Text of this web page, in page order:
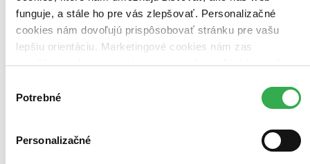
funguje, a stále ho pre vás zlepšovať. Personalizačné
cookies nám dovoľujú prispôsobovať stránku pre vašu
lepšiu orientáciu. Marketingové cookies nám zas
umožňujú zobrazenie relevantnej reklamy. Niektoré údaje
keby sme mohli používať všetky tieto cookies. Ďakujeme!
súhlasu
Potrebné
Personalizačné
Najvyššia zľava
Použité filtre
Zrušiť filtre
V českom jazykuNa tému budhizmus